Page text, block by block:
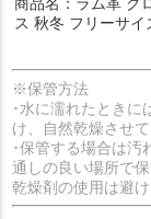
ス 秋冬 フリーサ
※保管方法
･水に濡れたときに
け、自然乾燥させて
･保管する場合は汚
通しの良い場所で
乾燥剤の使用は避け